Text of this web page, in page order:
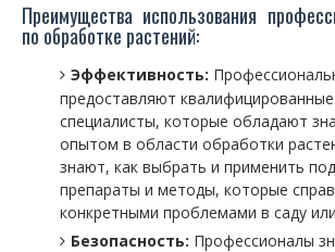
Преимущества использования
по обработке растений:
Эффективность:
предоставляют квалифицированные
специалисты, которые обладают
опытом в области обработки
знают, как выбрать и применить
препараты и методы, которые
конкретными проблемами в саду
Безопасность: Профессионалы